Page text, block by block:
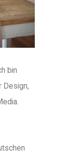
bin
Design,